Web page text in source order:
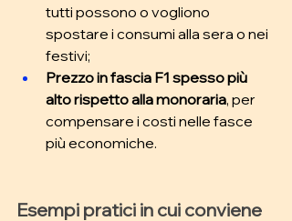
tutti possono o vogliono
spostare i consumi alla sera o nei
festivi;
Prezzo in fascia F1 spesso più
alto rispetto alla monoraria, per
compensare i costi nelle fasce
più economiche.
Esempi pratici in cui conviene